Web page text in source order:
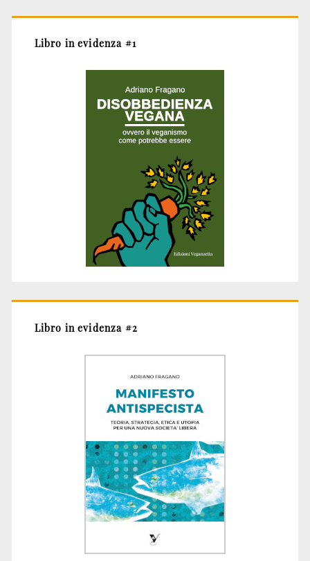
Libro in evidenza #1
Libro in evidenza #2